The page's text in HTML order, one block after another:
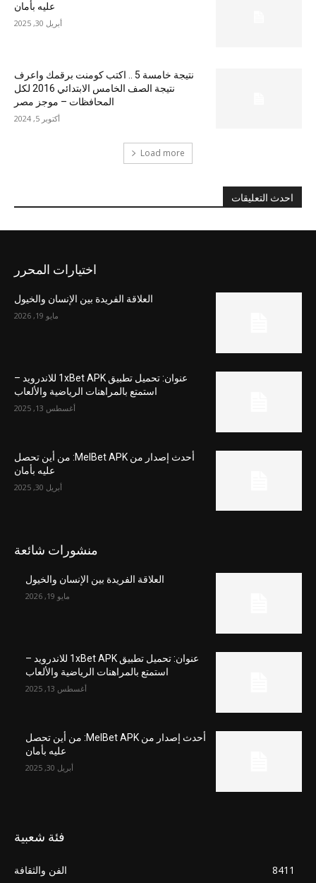
عليه بأمان
أبريل 30, 2025
نتيجة خامسة 5 .. اكتب كومنت برقمك واعرف
نتيجة الصف الخامس الابتدائي 2016 لكل
المحافظات – موجز مصر
أكتوبر 5, 2024
Load more
احدث التعليقات
اختيارات المحرر
العلاقة الفريدة بين الإنسان والخيول
مايو 19, 2026
عنوان: تحميل تطبيق 1xBet APK للاندرويد –
استمتع بالمراهنات الرياضية والألعاب
أغسطس 13, 2025
أحدث إصدار من MelBet APK: من أين تحصل
عليه بأمان
أبريل 30, 2025
منشورات شائعة
العلاقة الفريدة بين الإنسان والخيول
مايو 19, 2026
عنوان: تحميل تطبيق 1xBet APK للاندرويد –
استمتع بالمراهنات الرياضية والألعاب
أغسطس 13, 2025
أحدث إصدار من MelBet APK: من أين تحصل
عليه بأمان
أبريل 30, 2025
فئة شعبية
الفن والثقافة
8411